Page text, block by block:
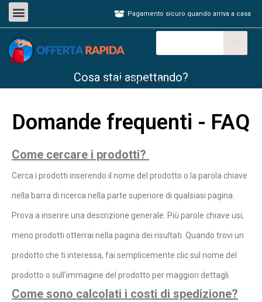
Pagamento sicuro quando arriva a casa
Cosa stai aspettando?
Guarda i Prodotti
Domande frequenti - FAQ
Come cercare i prodotti?
Cerca i prodotti inserendo il nome del prodotto o la parola chiave
nella barra di ricerca nella parte superiore di qualsiasi pagina.
Prova a inserire una descrizione generale. Più parole chiave usi,
meno prodotti otterrai nella pagina dei risultati. Quando trovi un
prodotto che ti interessa, fai semplicemente clic sul nome del
prodotto o sull’immagine del prodotto per maggiori dettagli.
Come sono calcolati i costi di spedizione?